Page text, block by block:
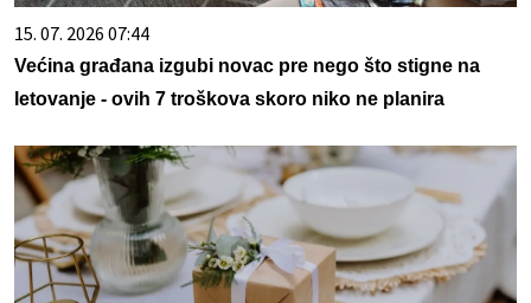
15. 07. 2026 07:44
Većina građana izgubi novac pre nego što stigne na
letovanje - ovih 7 troškova skoro niko ne planira